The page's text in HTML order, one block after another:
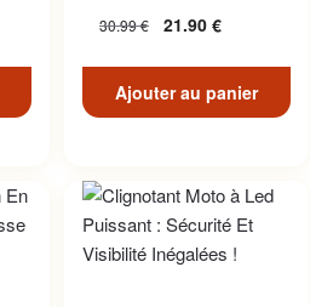
30.99€ 21.90 €
Ajouter au panier